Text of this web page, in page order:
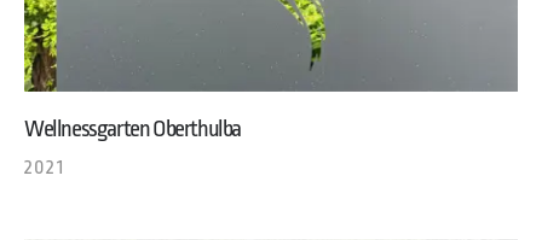
Wellnessgarten Oberthulba
2021